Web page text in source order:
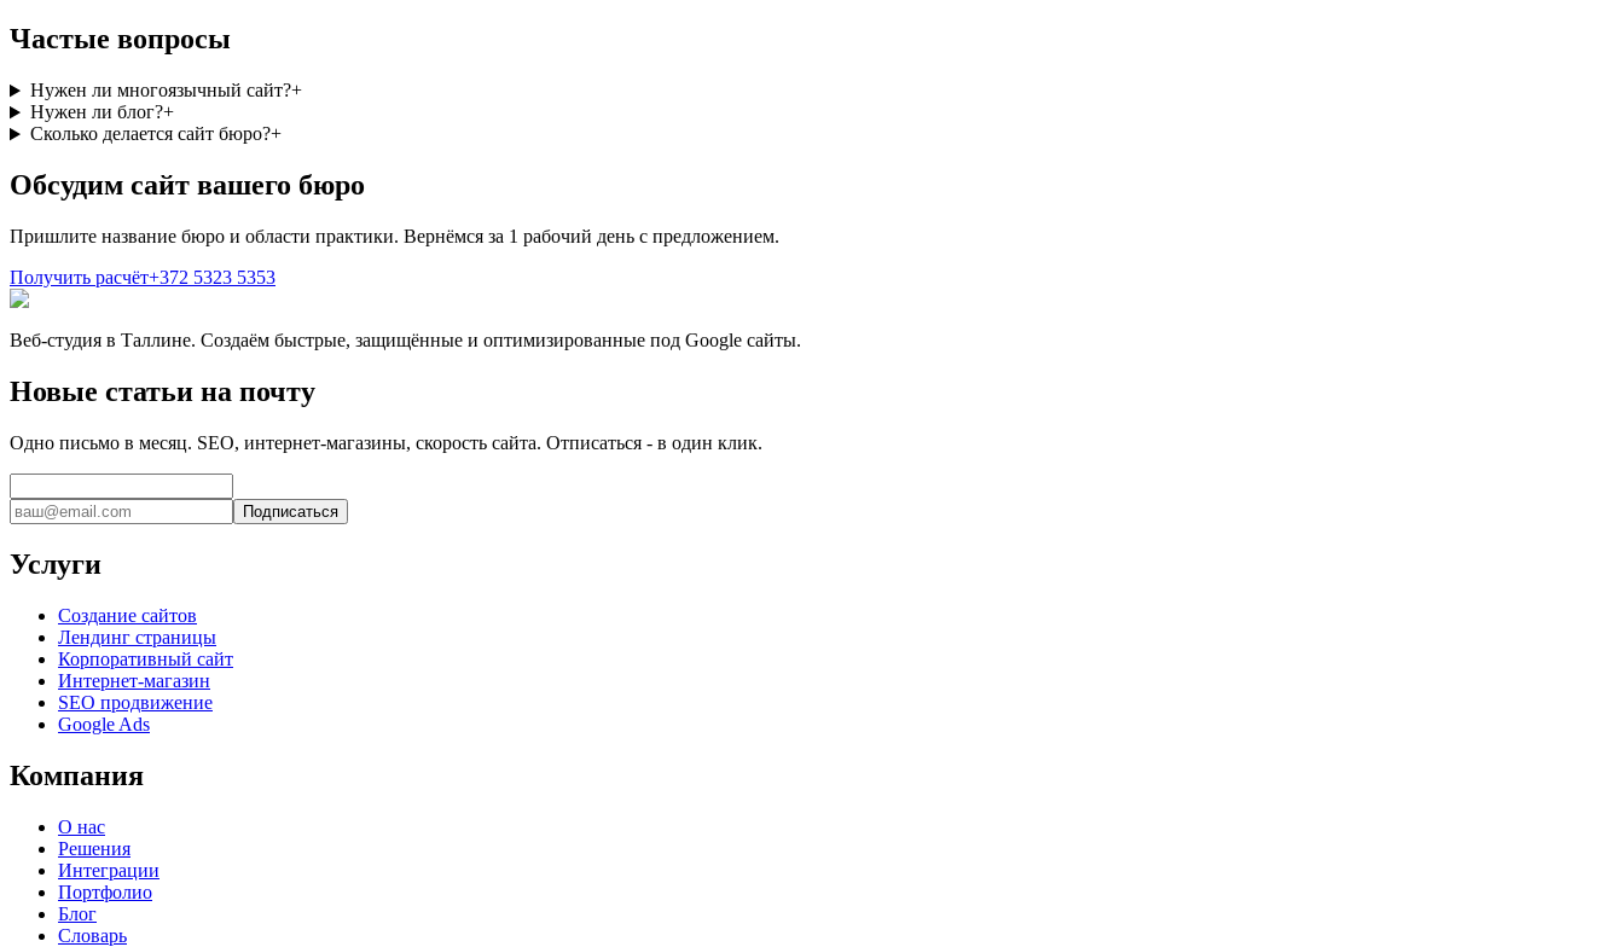
Частые вопросы
Нужен ли многоязычный сайт?+
Нужен ли блог?+
Сколько делается сайт бюро?+
Обсудим сайт вашего бюро
Пришлите название бюро и области практики. Вернёмся за 1 рабочий день с предложением.
Получить расчёт+372 5323 5353
Веб-студия в Таллине. Создаём быстрые, защищённые и оптимизированные под Google сайты.
Новые статьи на почту
Одно письмо в месяц. SEO, интернет-магазины, скорость сайта. Отписаться - в один клик.
Подписаться
Услуги
Создание сайтов
Лендинг страницы
Корпоративный сайт
Интернет-магазин
SEO продвижение
Google Ads
Компания
О нас
Решения
Интеграции
Портфолио
Блог
Словарь